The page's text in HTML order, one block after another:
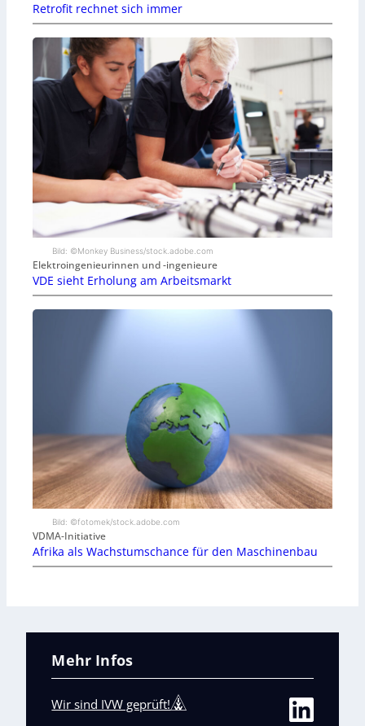
Retrofit rechnet sich immer
Bild: ©Monkey Business/stock.adobe.com
Elektroingenieurinnen und -ingenieure
VDE sieht Erholung am Arbeitsmarkt
Bild: ©fotomek/stock.adobe.com
VDMA-Initiative
Afrika als Wachstumschance für den Maschinenbau
Mehr Infos
Wir sind IVW geprüft!